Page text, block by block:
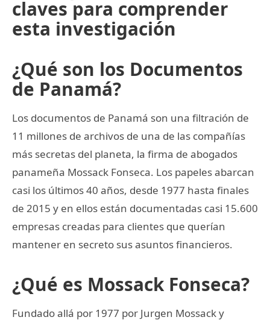
claves para comprender
esta investigación
¿Qué son los Documentos
de Panamá?
Los documentos de Panamá son una filtración de
11 millones de archivos de una de las compañías
más secretas del planeta, la firma de abogados
panameña Mossack Fonseca. Los papeles abarcan
casi los últimos 40 años, desde 1977 hasta finales
de 2015 y en ellos están documentadas casi 15.600
empresas creadas para clientes que querían
mantener en secreto sus asuntos financieros.
¿Qué es Mossack Fonseca?
Fundado allá por 1977 por Jurgen Mossack y